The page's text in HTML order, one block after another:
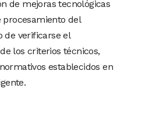
de mejoras tecnológicas
del
de verificarse el
los criterios técnicos,
establecidos en